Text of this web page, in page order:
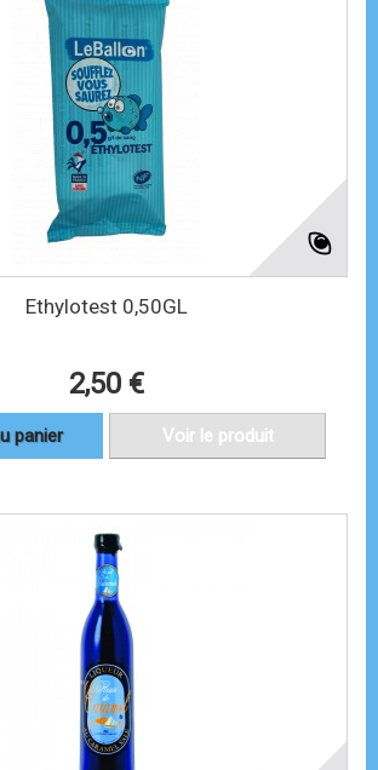
Ethylotest 0,50GL
2,50 €
panier Voir le produit